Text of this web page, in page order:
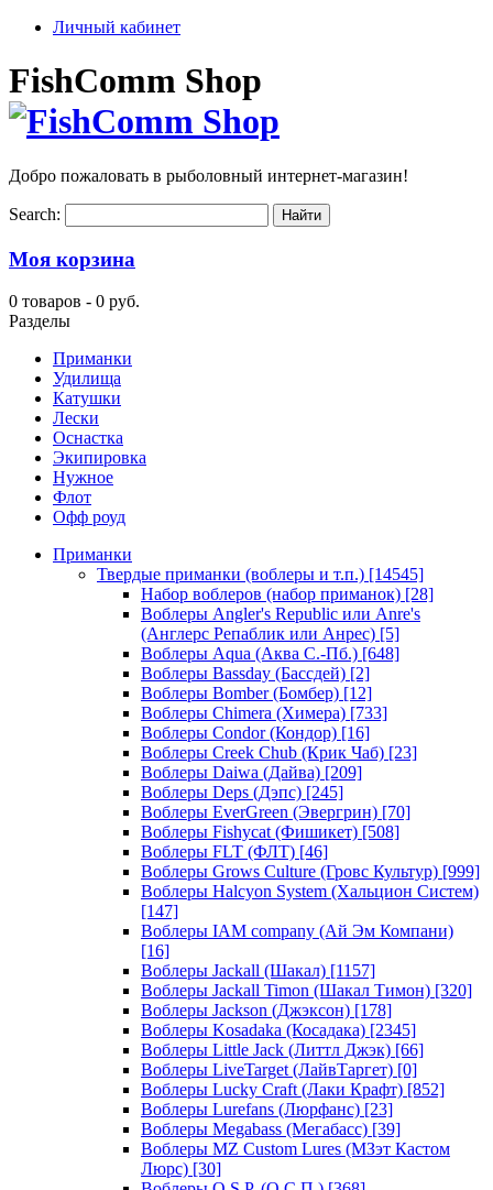
Личный кабинет
FishComm Shop
Добро пожаловать в рыболовный интернет-магазин!
Search:
Моя корзина
0 товаров - 0 руб.
Разделы
Приманки
Удилища
Катушки
Лески
Оснастка
Экипировка
Нужное
Флот
Офф роуд
Приманки
Твердые приманки (воблеры и т.п.) [14545]
Набор воблеров (набор приманок) [28]
Воблеры Angler's Republic или Anre's
(Англерс Репаблик или Анрес) [5]
Воблеры Aqua (Аква С.-Пб.) [648]
Воблеры Bassday (Бассдей) [2]
Воблеры Bomber (Бомбер) [12]
Воблеры Chimera (Химера) [733]
Воблеры Condor (Кондор) [16]
Воблеры Creek Chub (Крик Чаб) [23]
Воблеры Daiwa (Дайва) [209]
Воблеры Deps (Дэпс) [245]
Воблеры EverGreen (Эвергрин) [70]
Воблеры Fishycat (Фишикет) [508]
Воблеры FLT (ФЛТ) [46]
Воблеры Grows Culture (Гровс Культур) [999]
Воблеры Halcyon System (Хальцион Систем)
[147]
Воблеры IAM company (Ай Эм Компани)
[16]
Воблеры Jackall (Шакал) [1157]
Воблеры Jackall Timon (Шакал Тимон) [320]
Воблеры Jackson (Джэксон) [178]
Воблеры Kosadaka (Косадака) [2345]
Воблеры Little Jack (Литтл Джэк) [66]
Воблеры LiveTarget (ЛайвТаргет) [0]
Воблеры Lucky Craft (Лаки Крафт) [852]
Воблеры Lurefans (Люрфанс) [23]
Воблеры Megabass (Мегабасс) [39]
Воблеры MZ Custom Lures (МЗэт Кастом
Люрс) [30]